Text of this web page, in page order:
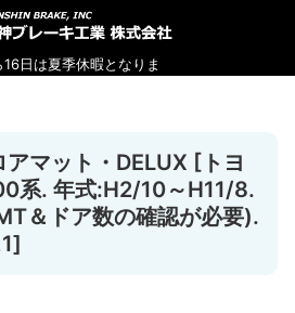
マット・DELUX [トヨ
系. 年式:H2/10～H11/8.
＆ドア数の確認が必要).